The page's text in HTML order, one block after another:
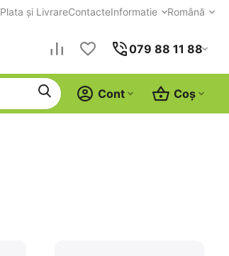
Plata și LivrareContacteInformatie Română
079 88 11 88
Coș
Cont